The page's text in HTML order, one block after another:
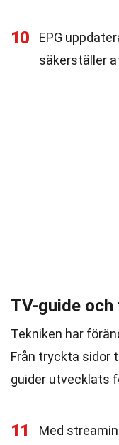
10
EPG
säkerställer
TV-guide
Tekniken har
Från tryckta sidor
guider utvecklats
11
Med